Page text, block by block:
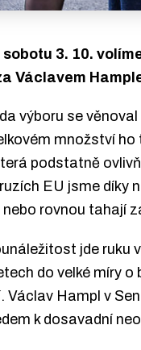
3. 10.
Václavem
výboru se
množství
podstatně
EU jsme díky
nebo rovnou tahají
jde ruku
do velké míry
Václav Hampl v
k dosavadní